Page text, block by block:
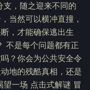
，随之迎来不同的
当然可以横冲直撞，
，才能确保逃出生
不是每个问题都有正
？你会为公共安全令
地的残酷真相，还是
一场 点击式解谜 冒